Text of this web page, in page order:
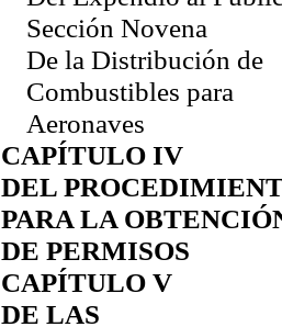
Sección Novena
De la Distribución de
Combustibles para
Aeronaves
CAPÍTULO IV
DEL
PARA LA
DE PERMISOS
CAPÍTULO V
DE LAS